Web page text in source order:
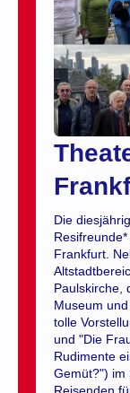
Die
Frankfurt.
Paulskirche,
Museum
tolle
und "Die
Rudimente
Gemüt?") im
Reisenden